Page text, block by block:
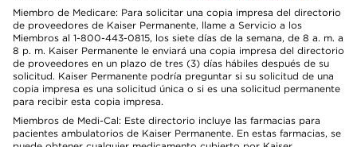
Miembro de Medicare: Para solicitar una copia impresa del directorio
de proveedores de Kaiser Permanente, llame a Servicio a los
Miembros al 1-800-443-0815, los siete días de la semana, de 8 a. m. a
8 p. m. Kaiser Permanente le enviará una copia impresa del directorio
de proveedores en un plazo de tres (3) días hábiles después de su
solicitud. Kaiser Permanente podría preguntar si su solicitud de una
copia impresa es una solicitud única o si es una solicitud permanente
para recibir esta copia impresa.
Miembros de Medi-Cal: Este directorio incluye las farmacias para
pacientes ambulatorios de Kaiser Permanente. En estas farmacias, se